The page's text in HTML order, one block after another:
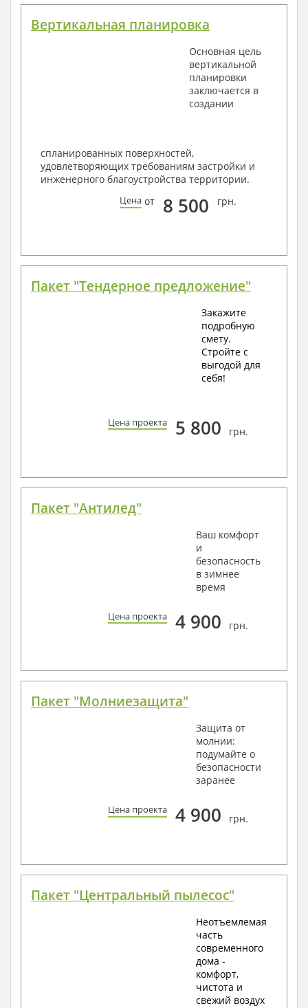
Вертикальная планировка
Основная цель
вертикальной
планировки
заключается в
создании
спланированных поверхностей,
удовлетворяющих требованиям застройки и
инженерного благоустройства территории.
Цена от 8 500 грн.
Пакет "Тендерное предложение"
Закажите
подробную
смету.
Стройте с
выгодой для
себя!
Цена проекта 5 800 грн.
Пакет "Антилед"
Ваш комфорт
и
безопасность
в зимнее
время
Цена проекта 4 900 грн.
Пакет "Молниезащита"
Защита от
молнии:
подумайте о
безопасности
заранее
Цена проекта 4 900 грн.
Пакет "Центральный пылесос"
Неотъемлемая
часть
современного
дома -
комфорт,
чистота и
свежий воздух